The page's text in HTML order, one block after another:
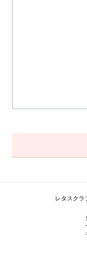
レタスク